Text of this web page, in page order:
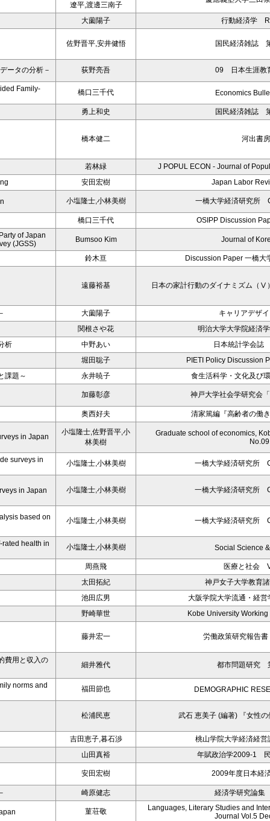
遼平,渡邊三南子
大薗陽子 行動経済学 R
佐野晋平,安井健悟 国民経済雑誌
ータの分析－ 荻野亮吾 09 日本生涯教
Family- 橋口三千代 Economics
勇上和史 国民経済雑誌
橋本健二 河出書
若林緑
J POPUL ECON - Journal of
安田宏樹 Japan Labor
小塩隆士,小林美樹 一橋大学経済研究所
橋口三千代
OSIPP Discussion
of Japan
(JGSS)
Bumsoo Kim Journal of
鈴木亘 Discussion Paper 一橋
遠藤裕基 日本の家計行動のダイナミズム（Ⅴ
大薗陽子
キャリアデザ
関根さや花
明治大学大学院経済
析
中野あい
日本統計学会誌
堀田聡子
PIETI Policy Discussion
課題～
永井暁子 食生活科学・文化及び
加藤彰彦 神戸大学社会学研究会
奥西好夫 清家篤編『高齢者の働
in Japan
小塩隆士,佐野晋平,小
林美樹
Graduate school of economics,
surveys in 小塩隆士,小林美樹 一橋大学経済研究所
in Japan 小塩隆士,小林美樹 一橋大学経済研究所
based on 小塩隆士,小林美樹 一橋大学経済研究所
rated health in 小塩隆士,小林美樹 Social Science
周燕飛
医療と社会
太田拓紀
神戸女子大学教育
池田広男
大阪学院大学流通・経
野崎華世
Kobe University
藤井宏一 労働政策研究報告
費用と収入の
細井雅代 都市問題研究
norms and 福田節也 DEMOGRAPHIC
松浦民恵 武石 恵美子 (編著) 『女性
吉田恵子,暮石渉
桃山学院大学経済経
山田真裕
年賦政治学2009-1
安田宏樹 2009年度日本経
崎原健志 経済学研究論
菫荘敬
Languages, Literary Studies and
Journal Vol.5